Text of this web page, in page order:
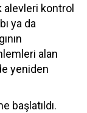
alevleri kontrol
ya da
alan
yeniden
başlatıldı.